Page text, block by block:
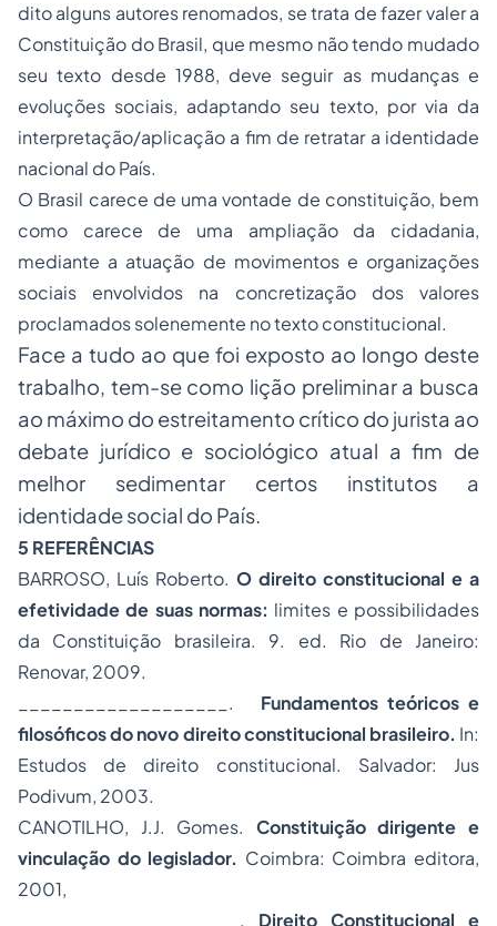
dito alguns autores renomados, se trata de fazer valer a
Constituição do Brasil, que mesmo não tendo mudado
seu texto desde 1988, deve seguir as mudanças e
evoluções sociais, adaptando seu texto, por via da
interpretação/aplicação a fim de retratar a identidade
nacional do País.
O Brasil carece de uma vontade de constituição, bem
como carece de uma ampliação da cidadania,
mediante a atuação de movimentos e organizações
sociais envolvidos na concretização dos valores
proclamados solenemente no texto constitucional.
Face a tudo ao que foi exposto ao longo deste
trabalho, tem-se como lição preliminar a busca
ao máximo do estreitamento crítico do jurista ao
debate jurídico e sociológico atual a fim de
melhor sedimentar certos institutos a
identidade social do País.
5 REFERÊNCIAS
BARROSO, Luís Roberto. O direito constitucional e a
efetividade de suas normas: limites e possibilidades
da Constituição brasileira. 9. ed. Rio de Janeiro:
Renovar, 2009.
___________________.
Fundamentos teóricos e
filosóficos do novo direito constitucional brasileiro. In:
Estudos de direito constitucional. Salvador: Jus
Podivum, 2003.
CANOTILHO, J.J. Gomes. Constituição dirigente e
vinculação do legislador. Coimbra: Coimbra editora,
2001,
____________________. Direito Constitucional e